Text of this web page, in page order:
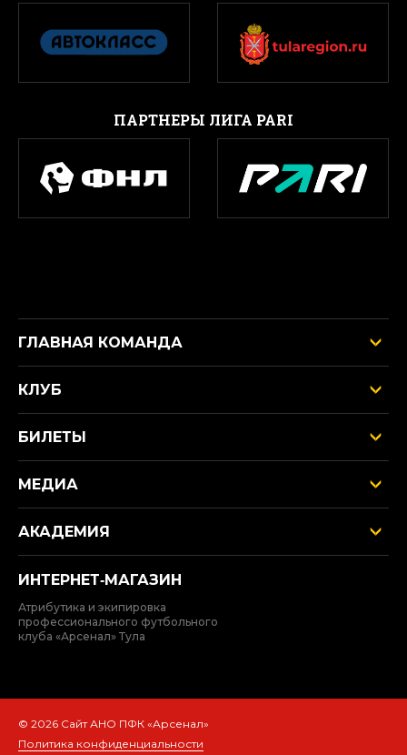
ПАРТНЕРЫ ЛИГА PARI
ГЛАВНАЯ КОМАНДА
КЛУБ
БИЛЕТЫ
МЕДИА
АКАДЕМИЯ
ИНТЕРНЕТ‑МАГАЗИН
Атрибутика и экипировка
профессионального футбольного
клуба «Арсенал» Тула
© 2026 Сайт АНО ПФК «Арсенал»
Политика конфиденциальности